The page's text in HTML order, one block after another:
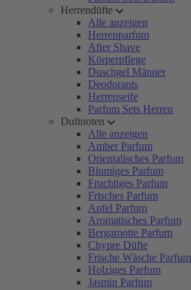
Herrendüfte
Alle anzeigen
Herrenparfum
After Shave
Körperpflege
Duschgel Männer
Deodorants
Herrenseife
Parfum Sets Herren
Duftnoten
Alle anzeigen
Amber Parfum
Orientalisches Parfum
Blumiges Parfum
Fruchtiges Parfum
Frisches Parfum
Apfel Parfum
Aromatisches Parfum
Bergamotte Parfum
Chypre Düfte
Frische Wäsche Parfum
Holziges Parfum
Jasmin Parfum